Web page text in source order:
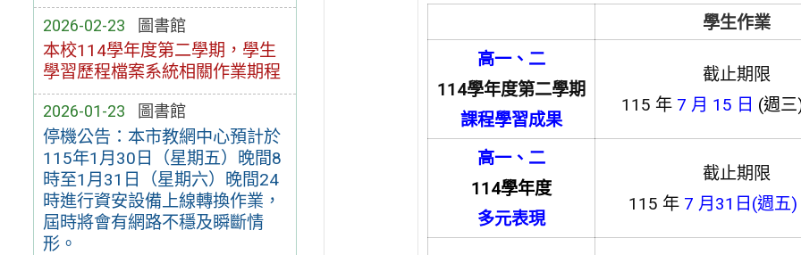
2026-02-23 圖書館
本校114學年度第二學期，學生
學習歷程檔案系統相關作業期程
2026-01-23 圖書館
停機公告：本市教網中心預計於
115年1月30日（星期五）晚間8
時至1月31日（星期六）晚間24
時進行資安設備上線轉換作業，
屆時將會有網路不穩及瞬斷情
形。
學生作業
高一、二
114學年度第二學期
課程學習成果
截止期限
115 年 7 月 15 日 (週三
高一、二
114學年度
多元表現
截止期限
115 年7 月31日(週五)